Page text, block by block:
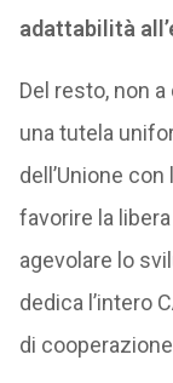
adattabilità
Del resto, non
una tutela
dell’Unione
favorire la
agevolare lo
dedica l’intero
di